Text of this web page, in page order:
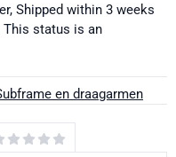
Shipped within 3 weeks
This status is an
en draagarmen